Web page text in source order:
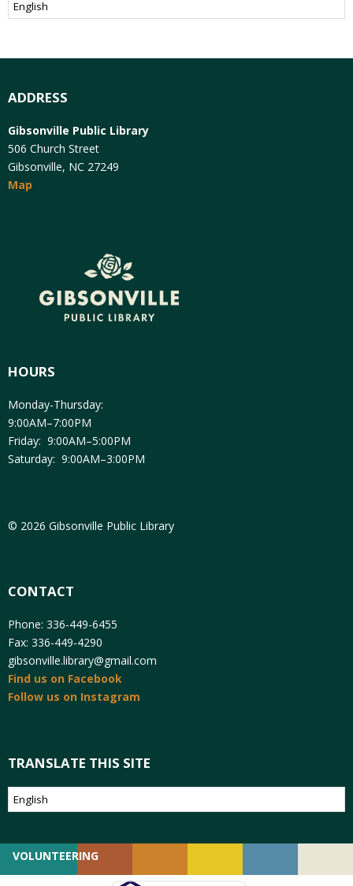
ADDRESS
Gibsonville Public Library
506 Church Street
Gibsonville, NC 27249
Map
HOURS
Monday-Thursday:
9:00AM–7:00PM
Friday: 9:00AM–5:00PM
Saturday: 9:00AM–3:00PM
© 2026 Gibsonville Public Library
CONTACT
Phone: 336-449-6455
Fax: 336-449-4290
gibsonville.library@gmail.com
Find us on Facebook
Follow us on Instagram
TRANSLATE THIS SITE
VOLUNTEERING